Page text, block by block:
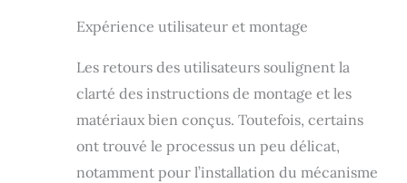
: Avec cette table
relevable, vous
n’avez pas à vous
pencher en avant
pour travailler ou
pour dîner, assis
Expérience utilisateur et montage
Les retours des utilisateurs soulignent la
clarté des instructions de montage et les
matériaux bien conçus. Toutefois, certains
ont trouvé le processus un peu délicat,
notamment pour l’installation du mécanisme